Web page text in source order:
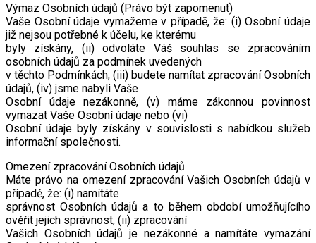
Výmaz Osobních údajů (Právo být zapomenut)
Vaše Osobní údaje vymažeme v případě, že: (i) Osobní údaje
již nejsou potřebné k účelu, ke kterému
byly získány, (ii) odvoláte Váš souhlas se zpracováním
osobních údajů za podmínek uvedených
v těchto Podmínkách, (iii) budete namítat zpracování Osobních
údajů, (iv) jsme nabyli Vaše
Osobní údaje nezákonně, (v) máme zákonnou povinnost
vymazat Vaše Osobní údaje nebo (vi)
Osobní údaje byly získány v souvislosti s nabídkou služeb
informační společnosti.
Omezení zpracování Osobních údajů
Máte právo na omezení zpracování Vašich Osobních údajů v
případě, že: (i) namítáte
správnost Osobních údajů a to během období umožňujícího
ověřit jejich správnost, (ii) zpracování
Vašich Osobních údajů je nezákonné a namítáte vymazání